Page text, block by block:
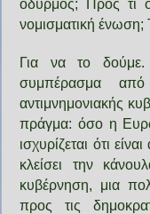
οδυρμός; Προς τι
νομισματική ένωση;
Για να το
συμπέρασμα
αντιμνημονιακής
πράγμα: όσο η
ισχυρίζεται ότι
κλείσει την
κυβέρνηση, μια
προς τις